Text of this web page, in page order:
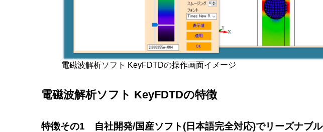
電磁波解析ソフト KeyFDTDの操作画面イメージ
電磁波解析ソフト KeyFDTDの特徴
特徴その1 自社開発/国産ソフト(日本語完全対応)でリーズナブル